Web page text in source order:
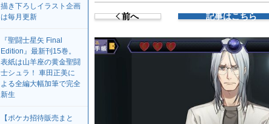
前へ 記事はこちら
描き下ろしイラスト企画
は毎月更新
『聖闘士星矢 Final
Edition』最新刊15巻。
表紙は山羊座の黄金聖闘
士シュラ！ 車田正美に
よる全編大幅加筆で完全
新生
【ポケカ招待販売まと